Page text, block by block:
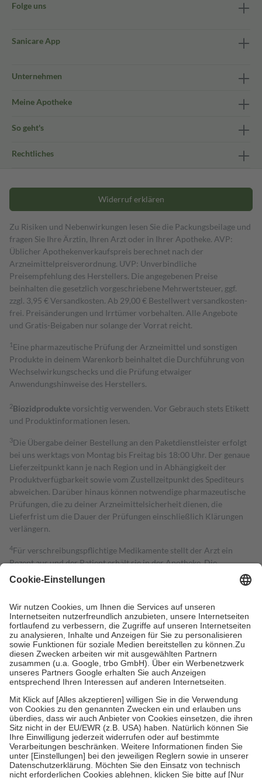
Folge uns
Sanicare App
Unternehmen
Meine Apotheke
So geht's
Rechtliches
Widerruf erklären
Zu Risiken und Nebenwirkungen lesen Sie die Packungsbeilage und
fragen Sie Ihre Ärztin, Ihren Arzt oder in Ihrer Apotheke. AVP:
Üblicher Apothekenverkaufspreis berechnet nach der
Arzneimittelpreisverordnung. UVP: Unverbindliche
Preisempfehlung des Herstellers. Die angegebenen Preise
beinhalten die gesetzlich vorgeschriebene Mehrwertsteuer, ggf.
zzgl. 3,95 € Versandkosten. Ab 29,00 € Bestell­wert versand­kosten­
frei. Preisänderungen und Irrtümer vorbehalten. Alle Angebote
und Gratis-Beigaben nur solange der Vorrat reicht.
1 Eine pharmazeutische Prüfung der Arzneimittel und sonstigen
Produkte in deinem Warenkorb beinhaltet die Durchführung von
Wechselwirkungschecks und die Prüfung etwaiger
Anwendungshinweise des Herstellers.
2Biozidproduktevorsichtig verwenden. Vor Gebrauch stets Etikett
und Produktinformationen lesen.
3Die Übergabe deiner Bestellung an den Paketdienstleister erfolgt
bei uns werktags von Montag bis Freitag bis 18:00 Uhr. Der genaue
Lieferzeitpunkt kann je nach Region und in Abhängigkeit der
Produktverfügbarkeit sowie vom Zustellzeitpunkt des Spediteurs
abweichen. Darüber hinaus können notwendige pharmazeutische
Prüfungen, die zu deiner Arzneimittelsicherheit dienen, die
Lieferfrist um die Dauer der Prüfungen einschließlich Klärungen
verlängern.
4Für verschreibungspflichtige Medikamente stellt der Arzt ein
Rezept aus und der Patient erhält sie in der Apotheke. Die
gesetzliche Krankenversicherung übernimmt in der Regel die
Kosten dafür, der Versicherte trägt einen Teil davon als Zuzahlung
Grundsätzlich leisten Mitglieder Zuzahlungen in Höhe von zehn
Prozent des Abgabepreises,mindestens jedochfünf Euround
höchstens zehn Euro.Es sind jedoch nie mehr als die tatsächlichen
Kosten der Leistung zu entrichten.
Diese Regeln gelten grundsätzlich auch für Online-Apotheken.
Bei Heilmitteln und häuslicher Krankenpflege beträgt die
Zuzahlung zehn Prozent der Kosten sowie zehn Euro je
Verordnung.
Um das Engagement der Versicherten für ihre eigene Gesundheit zu
stärken und die besondere Stellung der Familie zu unterstützen,
fallenkeine Zuzahlungenan bei:
• Kindern und Jugendlichen bis zum vollendeten 18. Lebensjahr
mit Ausnahme der Fahrkosten
• Untersuchungen zur Vorsorge und Früherkennung, die von der